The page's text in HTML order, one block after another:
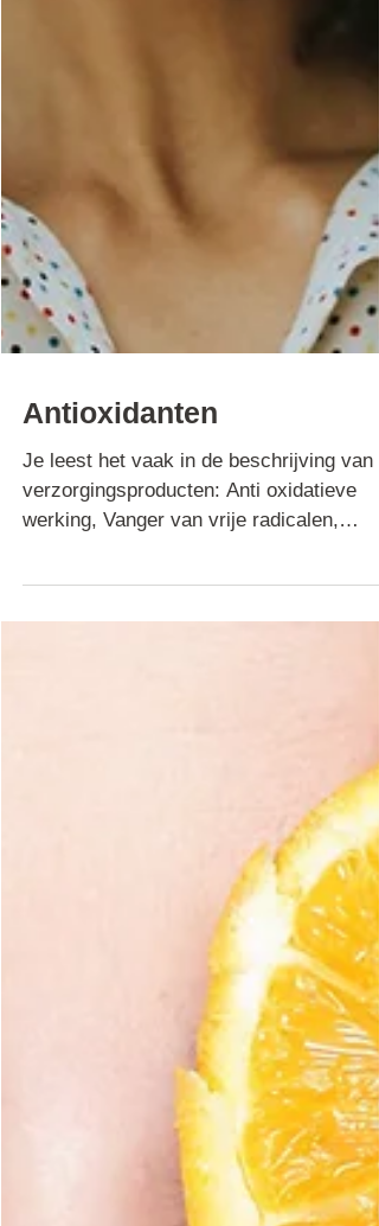
Antioxidanten
Je leest het vaak in de beschrijving van
verzorgingsproducten: Anti oxidatieve